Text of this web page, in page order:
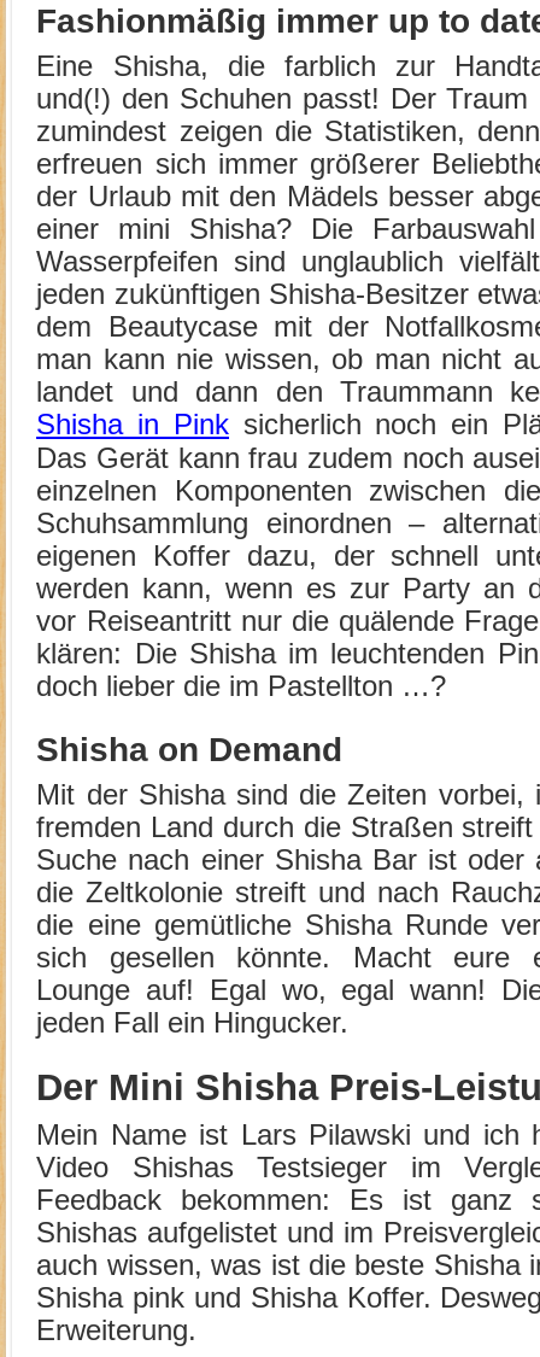
Fashionmäßig immer up to
Eine Shisha, die farblich zur
und(!) den Schuhen passt! Der
zumindest ­zeigen die Statistiken,
erfreuen sich immer größerer
der Urlaub mit den Mädels besser
einer mini Shisha? Die
Wasserpfeifen sind unglaublich
jeden zukünftigen Shisha-Besitzer
dem Beautycase mit der
man kann nie wissen, ob man nicht
landet und dann den Traummann
Shisha in Pinksicherlich noch ein
Das Gerät kann frau zudem noch
einzelnen Komponenten zwischen
Schuhsammlung einordnen –
eigenen Koffer dazu, der schnell
werden kann, wenn es zur Party an
vor Reiseantritt nur die quälende
klären: Die Shisha im leuchtenden
doch lieber die im Pastellton …?
Shisha on Demand
Mit der Shisha sind die Zeiten vorbei,
fremden Land durch die Straßen
Suche nach einer Shisha Bar ist oder
die Zeltkolonie streift und nach
die eine gemütliche Shisha Runde
sich gesellen könnte. Macht eure
Lounge auf! Egal wo, egal wann!
jeden Fall ein Hingucker.
Der Mini Shisha Preis-
Mein Name ist Lars Pilawski und ich
Video Shishas Testsieger im
Feedback bekommen: Es ist ganz
Shishas aufgelistet und im
auch wissen, was ist die beste Shisha
Shisha pink und Shisha Koffer.
Erweiterung.